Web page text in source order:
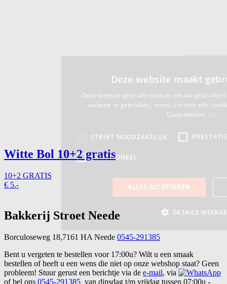
Witte Bol 10+2 gratis
10+2 GRATIS
€ 5.-
Bakkerij Stroet Neede
Borculoseweg 18,7161 HA Neede 0545-291385
Bent u vergeten te bestellen voor 17:00u? Wilt u een smaak
bestellen of heeft u een wens die niet op onze webshop staat? Geen
probleem! Stuur gerust een berichtje via de e-mail, via
of bel ons 0545-291385 van dinsdag t/m vrijdag tussen 07:00u -